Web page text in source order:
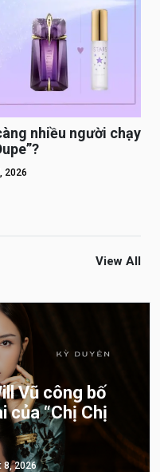
nhiều người chạy
2026
View All
Vũ công bố
của “Chị Chị
2026